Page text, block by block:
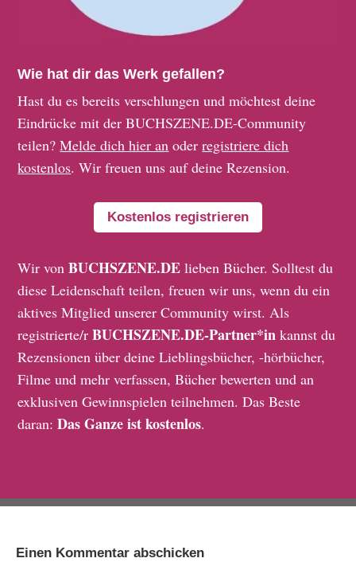
Wie hat dir das Werk gefallen?
Hast du es bereits verschlungen und möchtest deine
Eindrücke mit der BUCHSZENE.DE-Community
teilen?Melde dich hier an oderregistriere dich
kostenlos. Wir freuen uns auf deine Rezension.
Kostenlos registrieren
Wir vonBUCHSZENE.DE lieben Bücher. Solltest du
diese Leidenschaft teilen, freuen wir uns, wenn du ein
aktives Mitglied unserer Community wirst. Als
registrierte/rBUCHSZENE.DE-Partner*in kannst du
Rezensionen über deine Lieblingsbücher, -hörbücher,
Filme und mehr verfassen, Bücher bewerten und an
exklusiven Gewinnspielen teilnehmen. Das Beste
daran:Das Ganze ist kostenlos.
Einen Kommentar abschicken